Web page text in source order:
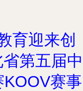
育迎来创
第五届中
赛事